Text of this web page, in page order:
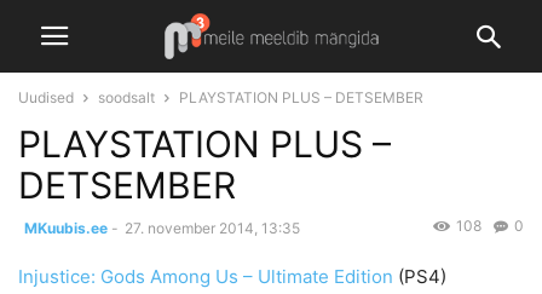
Uudised soodsalt PLAYSTATION PLUS – DETSEMBER
PLAYSTATION PLUS –
DETSEMBER
MKuubis.ee - 27. november 2014, 13:35 0
108
Injustice: Gods Among Us – Ultimate Edition (PS4)